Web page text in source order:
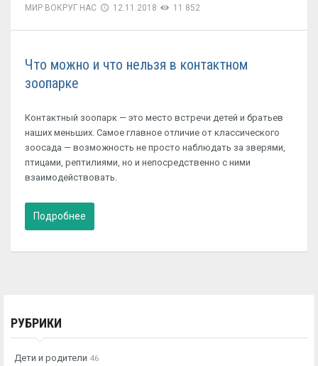
МИР ВОКРУГ НАС 12.11.2018 11 852
Что можно и что нельзя в контактном
зоопарке
Контактный зоопарк — это место встречи детей и братьев
наших меньших. Самое главное отличие от классического
зоосада — возможность не просто наблюдать за зверями,
птицами, рептилиями, но и непосредственно с ними
взаимодействовать.
Подробнее
РУБРИКИ
Дети и родители 46